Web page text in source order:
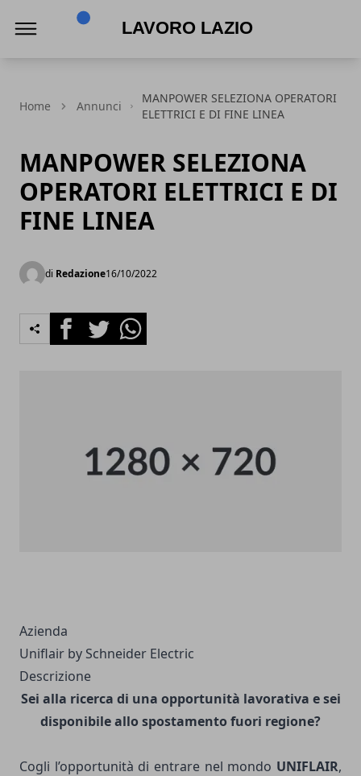
Home Annunci
MANPOWER SELEZIONA OPERATORI
ELETTRICI E DI FINE LINEA
MANPOWER SELEZIONA
OPERATORI ELETTRICI E DI
FINE LINEA
di Redazione16/10/2022
FacebookTwitterWhatsapp
Azienda
Uniflair by Schneider Electric
Descrizione
Sei alla ricerca di una opportunità lavorativa e sei
disponibile allo spostamento fuori regione?
Cogli l’opportunità di entrare nel mondo UNIFLAIR,